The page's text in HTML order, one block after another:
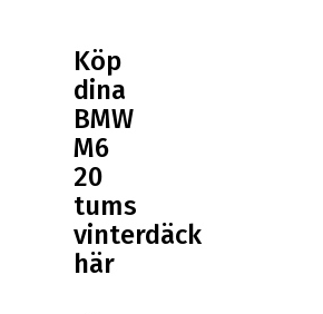
Köp
dina
BMW
M6
20
tums
vinterdäck
här